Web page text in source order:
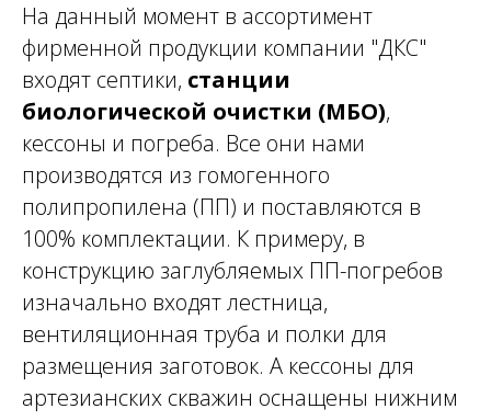
На данный момент в ассортимент
фирменной продукции компании "ДКС"
входят септики, станции
биологической очистки (МБО),
кессоны и погреба. Все они нами
производятся из гомогенного
полипропилена (ПП) и поставляются в
100% комплектации. К примеру, в
конструкцию заглубляемых ПП-погребов
изначально входят лестница,
вентиляционная труба и полки для
размещения заготовок. А кессоны для
артезианских скважин оснащены нижним